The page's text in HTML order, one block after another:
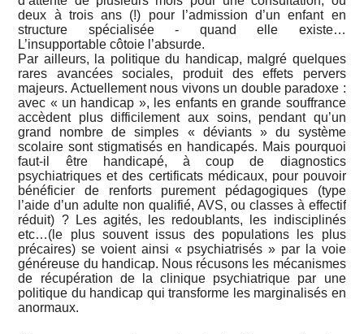
deux à trois ans (!) pour l’admission d’un enfant en
structure spécialisée - quand elle existe…
L’insupportable côtoie l’absurde.
Par ailleurs, la politique du handicap, malgré quelques
rares avancées sociales, produit des effets pervers
majeurs. Actuellement nous vivons un double paradoxe :
avec « un handicap », les enfants en grande souffrance
accèdent plus difficilement aux soins, pendant qu’un
grand nombre de simples « déviants » du système
scolaire sont stigmatisés en handicapés. Mais pourquoi
faut-il être handicapé, à coup de diagnostics
psychiatriques et des certificats médicaux, pour pouvoir
bénéficier de renforts purement pédagogiques (type
l’aide d’un adulte non qualifié, AVS, ou classes à effectif
réduit) ? Les agités, les redoublants, les indisciplinés
etc…(le plus souvent issus des populations les plus
précaires) se voient ainsi « psychiatrisés » par la voie
généreuse du handicap. Nous récusons les mécanismes
de récupération de la clinique psychiatrique par une
politique du handicap qui transforme les marginalisés en
anormaux.